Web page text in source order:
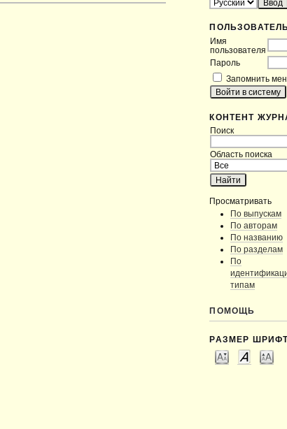
Имя
пользователя
Пароль
Запомнить
КОНТЕНТ
Поиск
Область поиска
Просматривать
По выпускам
По авторам
По названию
По разделам
По
типам
ПОМОЩЬ
РАЗМЕР